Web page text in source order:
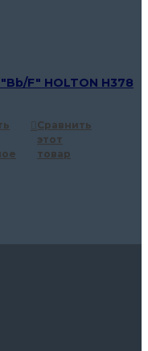
F" HOLTON H378
Сравнить
этот
товар